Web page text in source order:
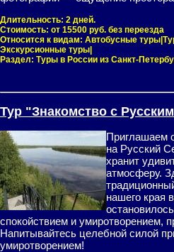
Длительность: 2 дней.
Стоимость: от 15500 руб. без переезда
Относится к видам: Автобусные
Экскурсионные туры|
Раздел: Туры в России из Санкт-
Тур "Знакомство с
Приглашаем
на Русский
хранит
атмосферу.
нашего края
спокойствием и умиротворением,
Напитывайтесь целебной силой
умиротворением!